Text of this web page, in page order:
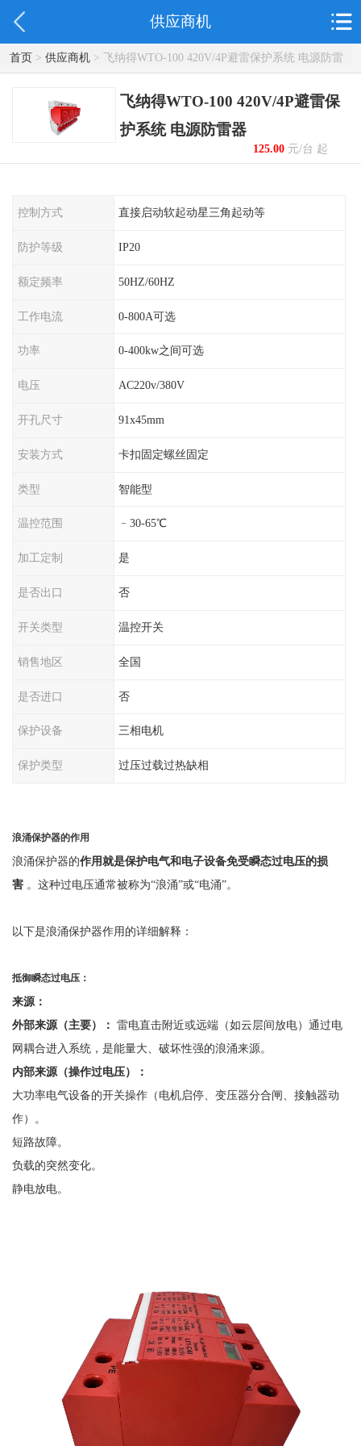
供应商机
首页> 供应商机> 飞纳得WTO-100 420V/4P避雷保护系统 电源防雷
器
飞纳得WTO-100 420V/4P避雷保
护系统 电源防雷器
125.00元/台 起
控制方式 直接启动软起动星三角起动等
防护等级 IP20
额定频率 50HZ/60HZ
工作电流 0-800A可选
功率 0-400kw之间可选
电压 AC220v/380V
开孔尺寸 91x45mm
安装方式 卡扣固定螺丝固定
类型 智能型
温控范围 ﹣30-65℃
加工定制 是
是否出口 否
开关类型 温控开关
销售地区 全国
是否进口 否
保护设备 三相电机
保护类型 过压过载过热缺相
浪涌保护器的作用
浪涌保护器的作用就是保护电气和电子设备免受瞬态过电压的损
害 。这种过电压通常被称为“浪涌”或“电涌”。
以下是浪涌保护器作用的详细解释：
抵御瞬态过电压：
来源：
外部来源（主要）： 雷电直击附近或远端（如云层间放电）通过电
网耦合进入系统，是能量大、破坏性强的浪涌来源。
内部来源（操作过电压）：
大功率电气设备的开关操作（电机启停、变压器分合闸、接触器动
作）。
短路故障。
负载的突然变化。
静电放电。